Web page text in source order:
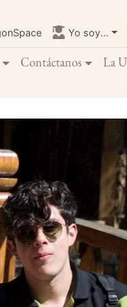
Yo soy...
Contáctanos La